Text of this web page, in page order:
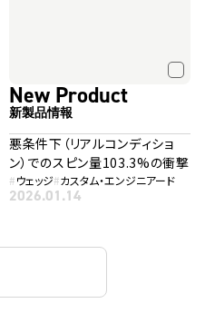
New Product
新製品情報
悪条件下（リアルコンディショ
ン）でのスピン量103.3%の衝撃
#ウェッジ#カスタム・エンジニアード
2026.01.14